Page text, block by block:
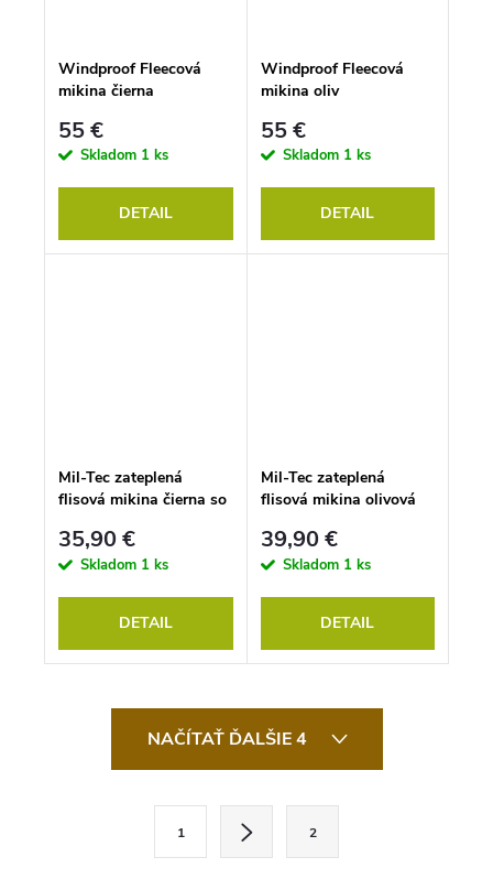
Windproof Fleecová
mikina čierna
55 €
Skladom 1 ks
DETAIL
Windproof Fleecová
mikina oliv
55 €
Skladom 1 ks
DETAIL
Mil-Tec zateplená
flisová mikina čierna so
35,90 €
Skladom 1 ks
DETAIL
Mil-Tec zateplená
flisová mikina olivová
39,90 €
Skladom 1 ks
DETAIL
NAČÍTAŤ ĎALŠIE 4
1 2